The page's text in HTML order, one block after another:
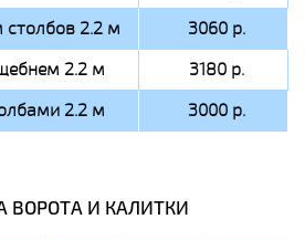
столбов 2.2 м
3060 р.
2.2 м
3180 р.
2.2 м
3000 р.
ВОРОТА И КАЛИТКИ